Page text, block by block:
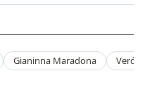
Gianinna Maradona